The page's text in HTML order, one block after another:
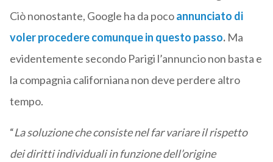
Ciò nonostante, Google ha da pocoannunciato di
volerprocedere comunque in questo passo. Ma
evidentemente secondo Parigi l’annuncio non basta e
la compagnia californiana non deve perdere altro
tempo.
“La soluzione che consiste nel far variare il rispetto
dei diritti individuali in funzione dell’origine